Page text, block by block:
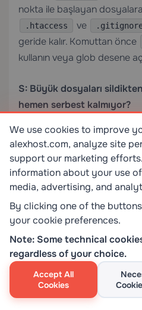
nokta ile başlayan
.htaccess ve
geride kalır. Komuttan önce
kullanın veya glob desene
S: Büyük dosyaları
hemen serbest kalmıyor?
Çalışan bir işlem silinen
tanımlayıcısı tutuyorsa,
tanımlayıcısı kapatılana
edilmiş tutar. Açık silinen
belirlemek için
lsof | grep
hizmeti veya işlemi yeniden
S: Milyonlarca dosya
en güvenli yolu nedir?
We use cookies to improve
alexhost.com, analyze site
support our marketing
information about your use
media, advertising, and
By clicking one of the
your cookie preferences.
Note: Some technical
regardless of your choice.
Accept All
Cookies